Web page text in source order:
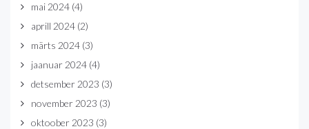
mai 2024 (4)
aprill 2024 (2)
märts 2024 (3)
jaanuar 2024 (4)
detsember 2023 (3)
november 2023 (3)
oktoober 2023 (3)